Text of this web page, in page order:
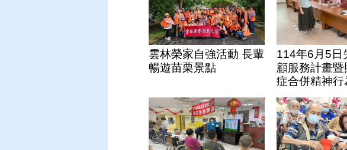
雲林榮家自強活動 長輩
暢遊苗栗景點
114年6月5日
顧服務計畫暨
症合併精神行
狀(BPSD)訓
三次課程)